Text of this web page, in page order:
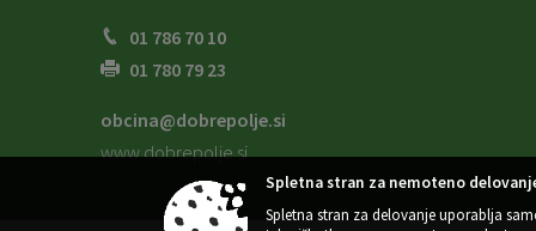
01 786 70 10
01 780 79 23
obcina@dobrepolje.si
www.dobrepolje.si
Spletna stran za nemoteno
Spletna stran za delovanje uporablja